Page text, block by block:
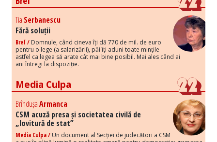
Tia Serbanescu
Fără soluții
Bref / Domnule, când cineva îți dă 770 de mil. de euro
pentru o lege (a salarizării), păi îți aduni toate mințile
astfel ca legea să arate cât mai bine posibil. Mai ales când ai
ani întregi la dispoziție.
Media Culpa
BrîndușaArmanca
CSM acuză presa și societatea civilă de
„lovitură de stat”
Media Culpa / Un document al Secției de judecători a CSM